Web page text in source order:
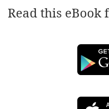
Read this